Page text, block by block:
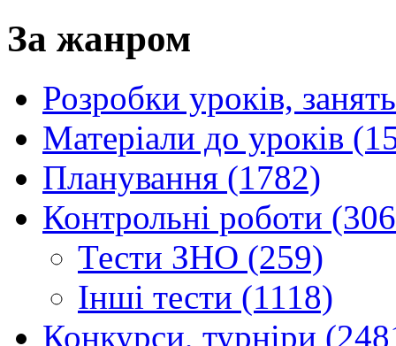
За жанром
Розробки уроків,
Матеріали до уроків
Планування (1782)
Контрольні роботи
Тести ЗНО (259)
Інші тести (1118)
Конкурси, турніри